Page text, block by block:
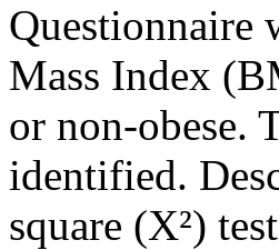
Questionnaire
Mass Index
or non-obese.
identified.
square (X²)